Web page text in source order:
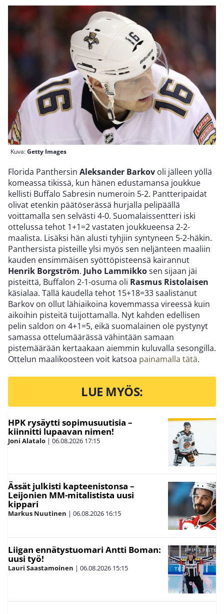
Kuva:Getty Images
Florida Panthersin Aleksander Barkov oli jälleen yöllä
komeassa tikissä, kun hänen edustamansa joukkue
kellisti Buffalo Sabresin numeroin 5-2. Pantteripaidat
olivat etenkin päätöserässä hurjalla pelipäällä
voittamalla sen selvästi 4-0. Suomalaissentteri iski
ottelussa tehot 1+1=2 vastaten joukkueensa 2-2-
maalista. Lisäksi hän alusti tyhjiin syntyneen 5-2-häkin.
Panthersista pisteille ylsi myös sen neljänteen maaliin
kauden ensimmäisen syöttöpisteensä kairannut
Henrik Borgström. Juho Lammikkosen sijaan jäi
pisteittä, Buffalon 2-1-osuma oli Rasmus Ristolaisen
käsialaa. Tällä kaudella tehot 15+18=33 saalistanut
Barkov on ollut lähiaikoina kovemmassa vireessä kuin
aikoihin pisteitä tuijottamalla. Nyt kahden edellisen
pelin saldon on 4+1=5, eikä suomalainen ole pystynyt
samassa ottelumäärässä vähintään samaan
pistemäärään kertaakaan aiemmin kuluvalla sesongilla.
Ottelun maalikoosteen voit katsoa painamalla tätä.
LUE MYÖS:
HPK rysäytti sopimusuutisia –
kiinnitti lupaavan nimen!
Joni Alatalo | 06.08.2026 17:15
Ässät julkisti kapteenistonsa –
Leijonien MM-mitalistista uusi
kippari
Markus Nuutinen | 06.08.2026 16:15
Liigan ennätystuomari Antti Boman:
uusi työ!
Lauri Saastamoinen | 06.08.2026 15:15